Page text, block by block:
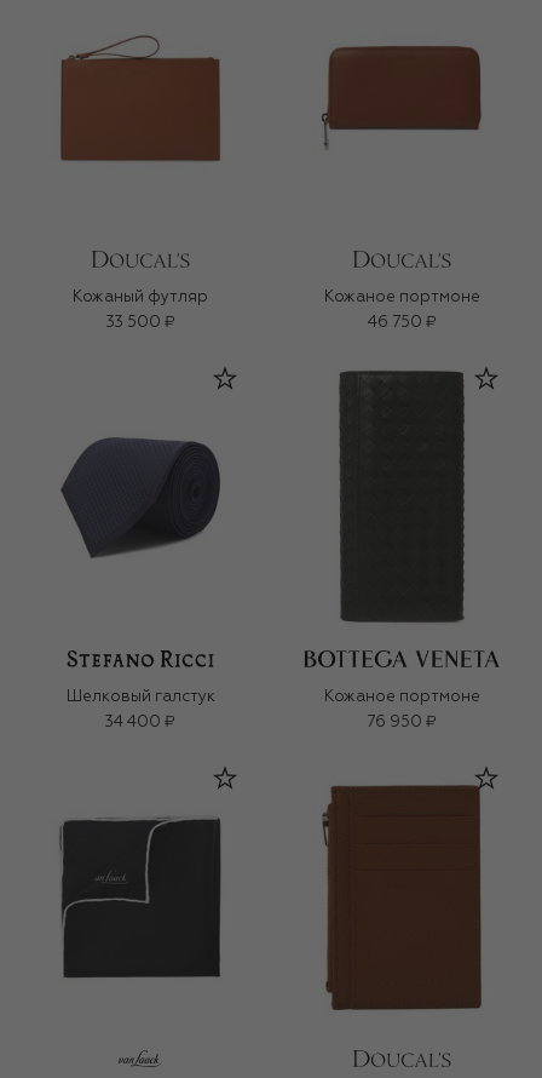
Кожаный футляр
33 500 ₽
Кожаное портмоне
46 750 ₽
Шелковый галстук
34 400 ₽
Кожаное портмоне
76 950 ₽